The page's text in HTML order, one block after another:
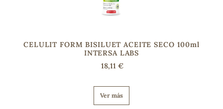
CELULIT FORM BISILUET ACEITE SECO 100ml
INTERSA LABS
18,11 €
Ver más